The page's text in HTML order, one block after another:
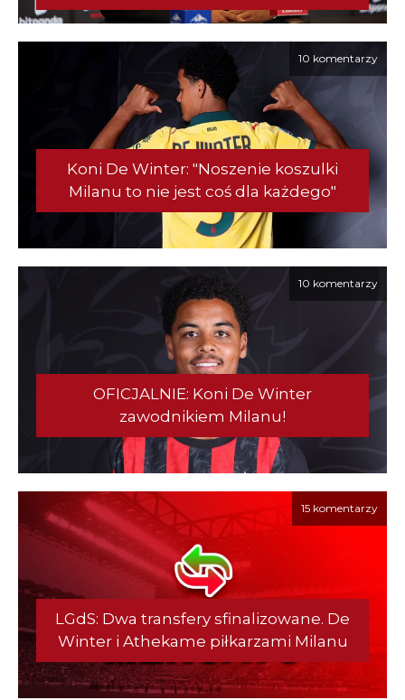
10 komentarzy
Koni De Winter: "Noszenie koszulki
Milanu to nie jest coś dla każdego"
10 komentarzy
OFICJALNIE: Koni De Winter
zawodnikiem Milanu!
15 komentarzy
LGdS: Dwa transfery sfinalizowane. De
Winter i Athekame piłkarzami Milanu